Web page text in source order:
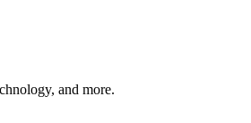
and more.